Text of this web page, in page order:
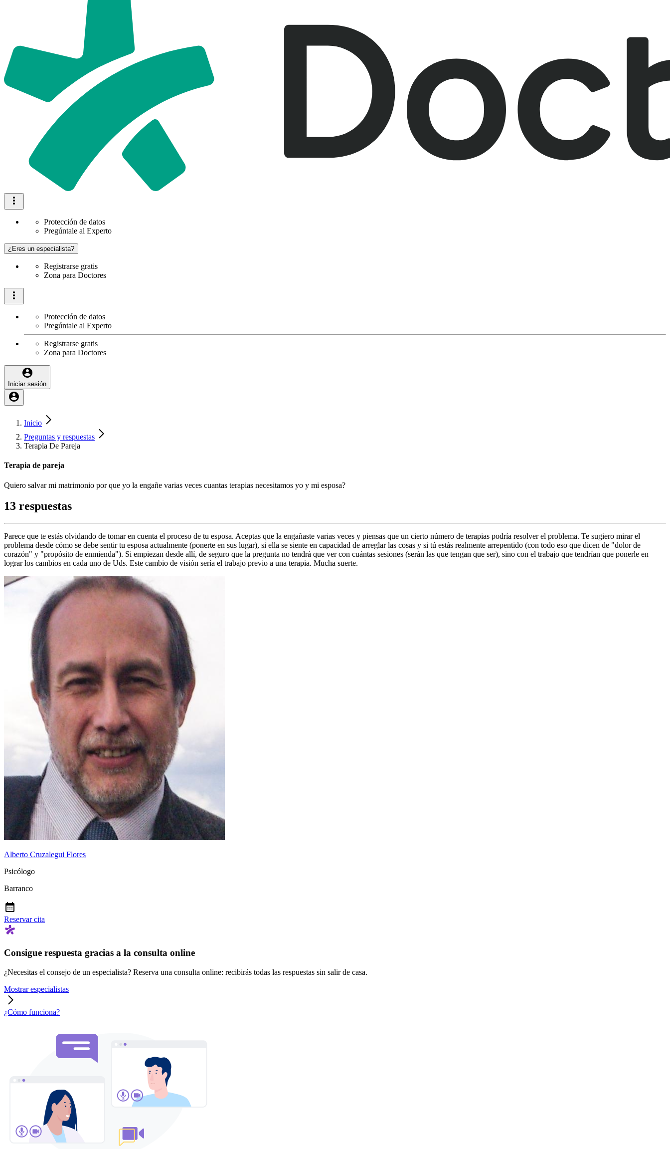
Protección de datos
Pregúntale al Experto
¿Eres un especialista?
Registrarse gratis
Zona para Doctores
Protección de datos
Pregúntale al Experto
Registrarse gratis
Zona para Doctores
Iniciar sesión
Inicio
Preguntas y respuestas
Terapia De Pareja
Terapia de pareja
Quiero salvar mi matrimonio por que yo la engañe varias veces cuantas terapias necesitamos yo y mi esposa?
13 respuestas
Parece que te estás olvidando de tomar en cuenta el proceso de tu esposa. Aceptas que la engañaste varias veces y piensas que un cierto número de terapias podría resolver el problema. Te sugiero mirar el
problema desde cómo se debe sentir tu esposa actualmente (ponerte en sus lugar), si ella se siente en capacidad de arreglar las cosas y si tú estás realmente arrepentido (con todo eso que dicen de "dolor de
corazón" y "propósito de enmienda"). Si empiezan desde allí, de seguro que la pregunta no tendrá que ver con cuántas sesiones (serán las que tengan que ser), sino con el trabajo que tendrían que ponerle en
lograr los cambios en cada uno de Uds. Este cambio de visión sería el trabajo previo a una terapia. Mucha suerte.
Alberto Cruzalegui Flores
Psicólogo
Barranco
Reservar cita
Consigue respuesta gracias a la consulta online
¿Necesitas el consejo de un especialista? Reserva una consulta online: recibirás todas las respuestas sin salir de casa.
Mostrar especialistas
¿Cómo funciona?